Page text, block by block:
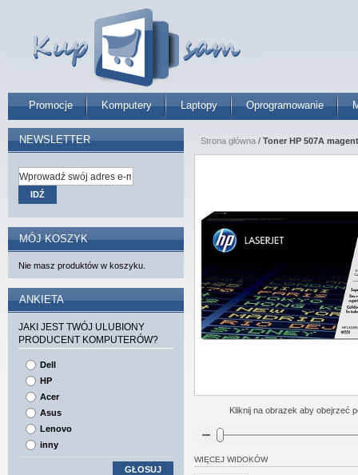
Promocje Komputery Laptopy Oprogramowanie
Strona główna / Toner HP 507A
Kliknij na obrazek aby obejrzeć
WIĘCEJ WIDOKÓW
NEWSLETTER
IDŹ
MÓJ KOSZYK
Nie masz produktów w koszyku.
ANKIETA
JAKI JEST TWÓJ ULUBIONY
PRODUCENT KOMPUTERÓW?
Dell
HP
Acer
Asus
Lenovo
inny
GŁOSUJ